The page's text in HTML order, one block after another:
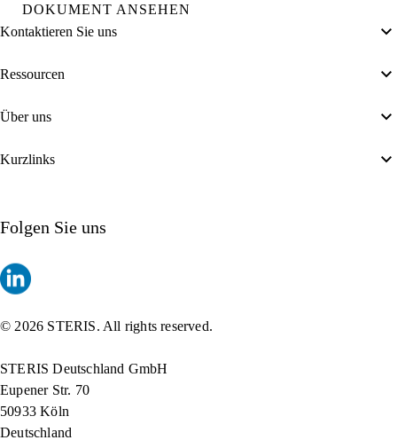
DOKUMENT ANSEHEN
Kontaktieren Sie uns
Ressourcen
Über uns
Kurzlinks
Folgen Sie uns
© 2026 STERIS. All rights reserved.
STERIS Deutschland GmbH
Eupener Str. 70
50933 Köln
Deutschland